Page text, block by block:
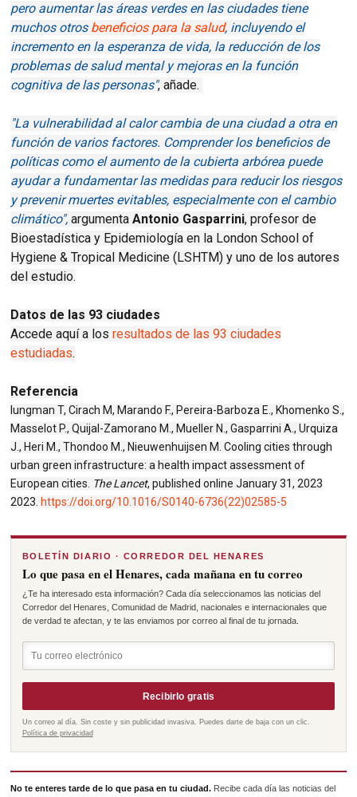
pero aumentar las áreas verdes en las ciudades tiene
muchos otros beneficios para la salud, incluyendo el
incremento en la esperanza de vida, la reducción de los
problemas de salud mental y mejoras en la función
cognitiva de las personas", añade.
"La vulnerabilidad al calor cambia de una ciudad a otra en
función de varios factores. Comprender los beneficios de
políticas como el aumento de la cubierta arbórea puede
ayudar a fundamentar las medidas para reducir los riesgos
y prevenir muertes evitables, especialmente con el cambio
climático", argumentaAntonio Gasparrini, profesor de
Bioestadística y Epidemiología en la London School of
Hygiene & Tropical Medicine (LSHTM) y uno de los autores
del estudio.
Datos de las 93 ciudades
Accede aquí a losresultados de las 93 ciudades
estudiadas.
Referencia
Iungman T, Cirach M, Marando F., Pereira-Barboza E., Khomenko S.,
Masselot P., Quijal-Zamorano M., Mueller N., Gasparrini A., Urquiza
J., Heri M., Thondoo M., Nieuwenhuijsen M. Cooling cities through
urban green infrastructure: a health impact assessment of
European cities. The Lancet, published online January 31, 2023
2023. https://doi.org/10.1016/S0140-6736(22)02585-5
BOLETÍN DIARIO · CORREDOR DEL HENARES
Lo que pasa en el Henares, cada mañana en tu correo
¿Te ha interesado esta información? Cada día seleccionamos las noticias del
Corredor del Henares, Comunidad de Madrid, nacionales e internacionales que
de verdad te afectan, y te las enviamos por correo al final de tu jornada.
Recibirlo gratis
Un correo al día. Sin coste y sin publicidad invasiva. Puedes darte de baja con un clic.
Política de privacidad
No te enteres tarde de lo que pasa en tu ciudad. Recibe cada día las noticias del